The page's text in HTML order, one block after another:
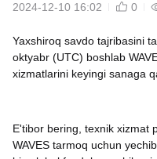
2024-12-10 16:02 0
Yaxshiroq savdo tajribasini
oktyabr (UTC) boshlab
xizmatlarini keyingi sanaga
E'tibor bering, texnik xizmat
WAVES tarmoq uchun